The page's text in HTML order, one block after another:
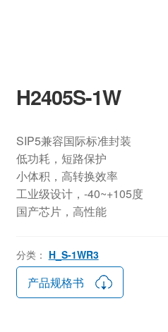
H2405S-1W
SIP5兼容国际标准封装
低功耗，短路保护
小体积，高转换效率
工业级设计，-40~+105度
国产芯片，高性能
分类： H_S-1WR3
产品规格书